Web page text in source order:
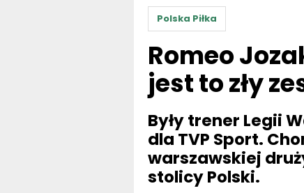
Polska Piłka
Romeo
jest to zły
Były trener Legii
dla TVP Sport.
warszawskiej
stolicy Polski.